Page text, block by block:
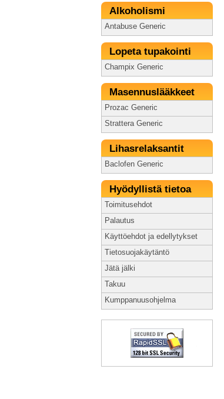
Alkoholismi
Antabuse Generic
Lopeta tupakointi
Champix Generic
Masennuslääkkeet
Prozac Generic
Strattera Generic
Lihasrelaksantit
Baclofen Generic
Hyödyllistä tietoa
Toimitusehdot
Palautus
Käyttöehdot ja edellytykset
Tietosuojakäytäntö
Jätä jälki
Takuu
Kumppanuusohjelma